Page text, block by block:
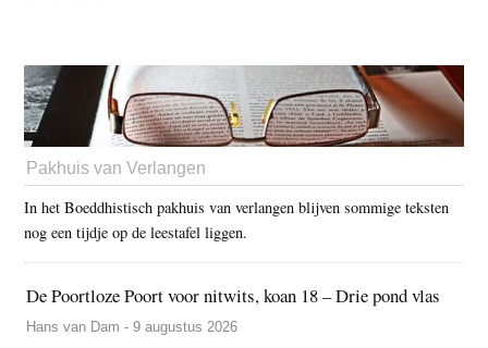
Pakhuis van Verlangen
In het Boeddhistisch pakhuis van verlangen blijven sommige teksten
nog een tijdje op de leestafel liggen.
De Poortloze Poort voor nitwits, koan 18 – Drie pond vlas
Hans van Dam - 9 augustus 2026